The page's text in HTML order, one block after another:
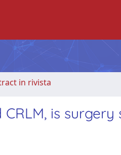
in rivista
is surgery